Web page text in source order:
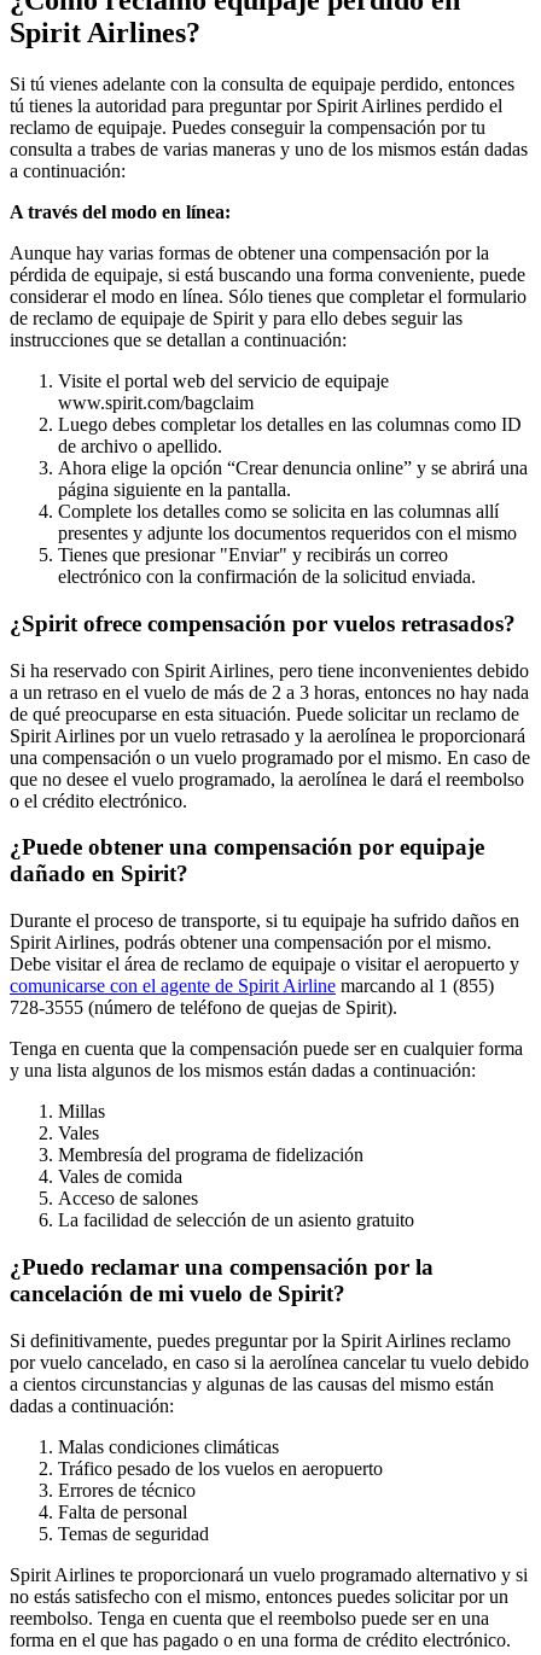
Spirit Airlines?
Si tú vienes adelante con la consulta de equipaje perdido, entonces
tú tienes la autoridad para preguntar por Spirit Airlines perdido el
reclamo de equipaje. Puedes conseguir la compensación por tu
consulta a trabes de varias maneras y uno de los mismos están dadas
a continuación:
A través del modo en línea:
Aunque hay varias formas de obtener una compensación por la
pérdida de equipaje, si está buscando una forma conveniente, puede
considerar el modo en línea. Sólo tienes que completar el formulario
de reclamo de equipaje de Spirit y para ello debes seguir las
instrucciones que se detallan a continuación:
Visite el portal web del servicio de equipaje
www.spirit.com/bagclaim
Luego debes completar los detalles en las columnas como ID
de archivo o apellido.
Ahora elige la opción “Crear denuncia online” y se abrirá una
página siguiente en la pantalla.
Complete los detalles como se solicita en las columnas allí
presentes y adjunte los documentos requeridos con el mismo
Tienes que presionar "Enviar" y recibirás un correo
electrónico con la confirmación de la solicitud enviada.
¿Spirit ofrece compensación por vuelos retrasados?
Si ha reservado con Spirit Airlines, pero tiene inconvenientes debido
a un retraso en el vuelo de más de 2 a 3 horas, entonces no hay nada
de qué preocuparse en esta situación. Puede solicitar un reclamo de
Spirit Airlines por un vuelo retrasado y la aerolínea le proporcionará
una compensación o un vuelo programado por el mismo. En caso de
que no desee el vuelo programado, la aerolínea le dará el reembolso
o el crédito electrónico.
¿Puede obtener una compensación por equipaje
dañado en Spirit?
Durante el proceso de transporte, si tu equipaje ha sufrido daños en
Spirit Airlines, podrás obtener una compensación por el mismo.
Debe visitar el área de reclamo de equipaje o visitar el aeropuerto y
comunicarse con el agente de Spirit Airline marcando al 1 (855)
728-3555 (número de teléfono de quejas de Spirit).
Tenga en cuenta que la compensación puede ser en cualquier forma
y una lista algunos de los mismos están dadas a continuación:
Millas
Vales
Membresía del programa de fidelización
Vales de comida
Acceso de salones
La facilidad de selección de un asiento gratuito
¿Puedo reclamar una compensación por la
cancelación de mi vuelo de Spirit?
Si definitivamente, puedes preguntar por la Spirit Airlines reclamo
por vuelo cancelado, en caso si la aerolínea cancelar tu vuelo debido
a cientos circunstancias y algunas de las causas del mismo están
dadas a continuación:
Malas condiciones climáticas
Tráfico pesado de los vuelos en aeropuerto
Errores de técnico
Falta de personal
Temas de seguridad
Spirit Airlines te proporcionará un vuelo programado alternativo y si
no estás satisfecho con el mismo, entonces puedes solicitar por un
reembolso. Tenga en cuenta que el reembolso puede ser en una
forma en el que has pagado o en una forma de crédito electrónico.